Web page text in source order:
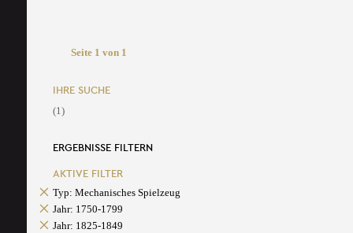
Seite 1 von 1
IHRE SUCHE
(1)
ERGEBNISSE FILTERN
AKTIVE FILTER
Typ: Mechanisches Spielzeug
Jahr: 1750-1799
Jahr: 1825-1849